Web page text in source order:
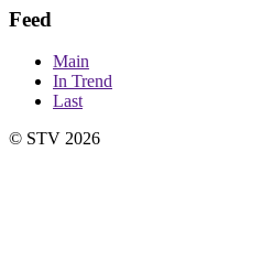
Feed
Main
In Trend
Last
© STV 2026